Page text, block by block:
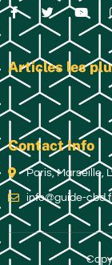
Articles les
Contact Info
Paris, Marseille,
info@guide-